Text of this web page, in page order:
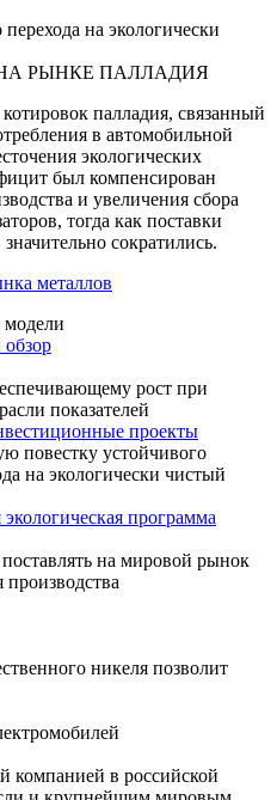
на экологически
РЫНКЕ ПАЛЛАДИЯ
палладия, связанный
в автомобильной
экологических
был компенсирован
и увеличения сбора
тогда как поставки
сократились.
металлов
рост при
показателей
проекты
повестку устойчивого
на экологически чистый
программа
на мировой рынок
никеля позволит
компанией в российской